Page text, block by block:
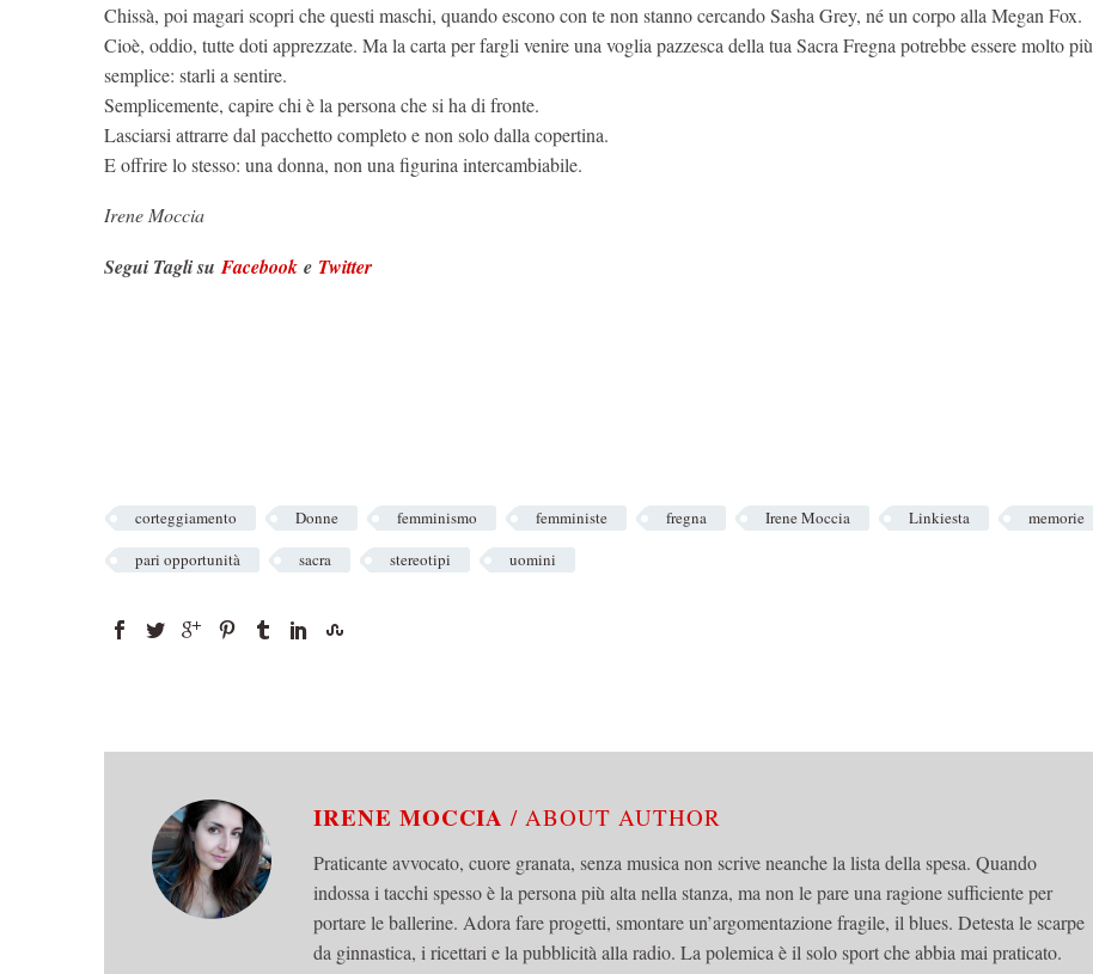
Chissà, poi magari scopri che questi maschi, quando escono con te non stanno cercando Sasha Grey, né un corpo alla Megan Fox.
Cioè, oddio, tutte doti apprezzate. Ma la carta per fargli venire una voglia pazzesca della tua Sacra Fregna potrebbe essere molto più
semplice: starli a sentire.
Semplicemente, capire chi è la persona che si ha di fronte.
Lasciarsi attrarre dal pacchetto completo e non solo dalla copertina.
E offrire lo stesso: una donna, non una figurina intercambiabile.
Irene Moccia
Segui Tagli suFacebook e Twitter
corteggiamento Donne femminismo femministe fregna Irene Moccia Linkiesta
memorie
pari opportunità
sacra stereotipi uomini
IRENE MOCCIA/ ABOUT AUTHOR
Praticante avvocato, cuore granata, senza musica non scrive neanche la lista della spesa. Quando
indossa i tacchi spesso è la persona più alta nella stanza, ma non le pare una ragione sufficiente per
portare le ballerine. Adora fare progetti, smontare un’argomentazione fragile, il blues. Detesta le scarpe
da ginnastica, i ricettari e la pubblicità alla radio. La polemica è il solo sport che abbia mai praticato.